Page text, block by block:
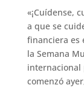
«¡Cuídense,
a que se
financiera es
la Semana
internacional
comenzó